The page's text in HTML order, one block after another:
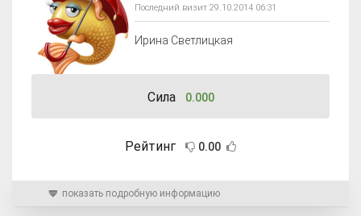
Последний визит 29.10.2014 06:31
Ирина Светлицкая
Сила 0.000
Рейтинг 0.00
показать подробную информацию